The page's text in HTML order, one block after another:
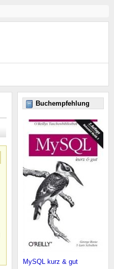
Buchempfehlung
MySQL kurz & gut